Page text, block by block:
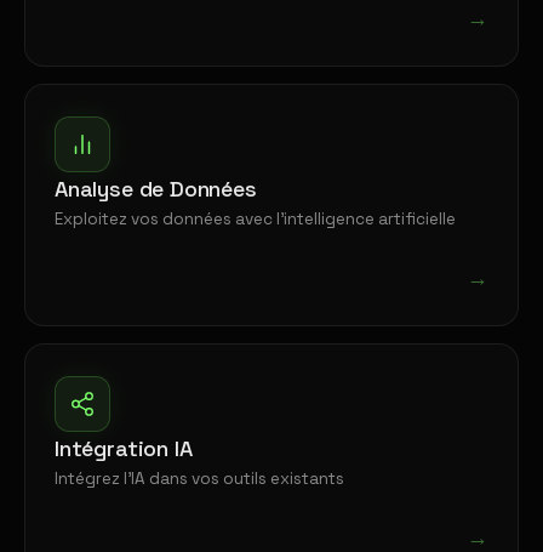
→
Analyse de Données
Exploitez vos données avec l'intelligence artificielle
→
Intégration IA
Intégrez l'IA dans vos outils existants
→